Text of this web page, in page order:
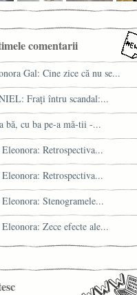
comentarii
Gal: Cine zice că nu se...
Fraţi întru scandal:...
bă, cu ba pe-a mă-tii -...
Retrospectiva...
Retrospectiva...
Stenogramele...
Zece efecte ale...